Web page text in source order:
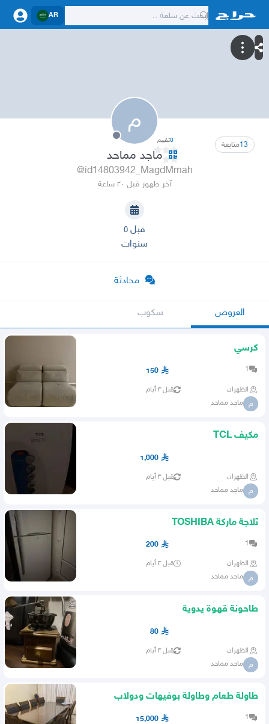
AR
م
13متابعة 0تقييم
ماجد مماحد
@id14803942_MagdMmah
آخر ظهور قبل ٢٠ ساعة
قبل ٥
سنوات
محادثة
العروض سكوب
كرسي
1
150
الظهران قبل ٣ أيام
م ماجد مماحد
مكيف TCL
1,000
الظهران قبل ٣ أيام
م ماجد مماحد
ثلاجة ماركة TOSHIBA
1
200
الظهران قبل ٣ أيام
م ماجد مماحد
طاحونة قهوة يدوية
80
الظهران قبل ٣ أيام
م ماجد مماحد
طاولة طعام وطاولة بوفيهات ودولاب
1
15,000